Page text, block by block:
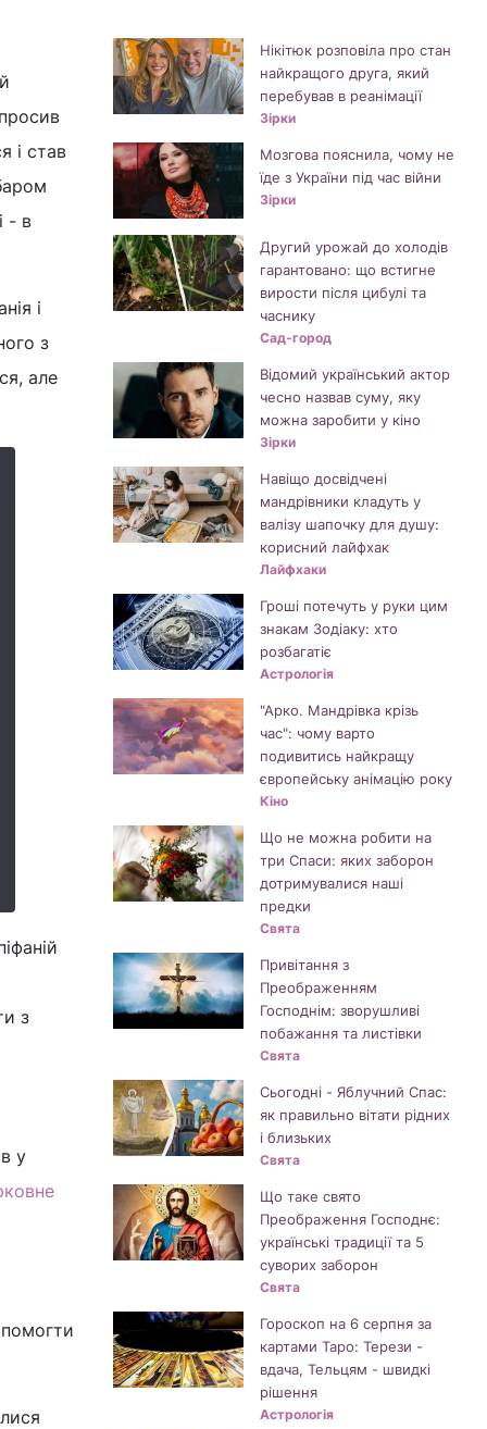
і став
- в
і
з
але
з
у
Нікітюк розповіла про стан
найкращого друга, який
перебував в реанімації
Зірки
Мозгова пояснила, чому не
їде з України під час війни
Зірки
Другий урожай до холодів
гарантовано: що встигне
вирости після цибулі та
часнику
Сад-город
Відомий український актор
чесно назвав суму, яку
можна заробити у кіно
Зірки
Навіщо досвідчені
мандрівники кладуть у
валізу шапочку для душу:
корисний лайфхак
Лайфхаки
Гроші потечуть у руки цим
знакам Зодіаку: хто
розбагатіє
Астрологія
"Арко. Мандрівка крізь
час": чому варто
подивитись найкращу
європейську анімацію року
Кіно
Що не можна робити на
три Спаси: яких заборон
дотримувалися наші
предки
Свята
Привітання з
Преображенням
Господнім: зворушливі
побажання та листівки
Свята
Сьогодні - Яблучний Спас:
як правильно вітати рідних
і близьких
Свята
Що таке свято
Преображення Господнє:
українські традиції та 5
суворих заборон
Свята
Гороскоп на 6 серпня за
картами Таро: Терези -
вдача, Тельцям - швидкі
рішення
Астрологія